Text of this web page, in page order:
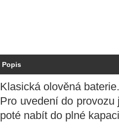
Popis
Klasická olověná
Pro uvedení do
poté nabít do plné